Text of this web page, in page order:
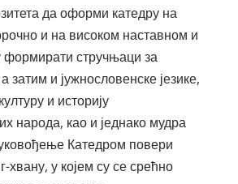
да оформи катедру на
и на високом наставном и
формирати стручњаци за
затим и јужнословенске језике,
и историју
народа, као и једнако мудра
Катедром повери
у којем су се срећно